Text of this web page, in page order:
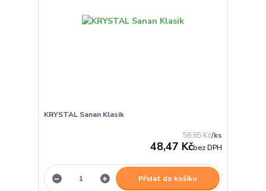
KRYSTAL Sanan Klasik
58,65 Kč/ks
48,47 Kčbez DPH
Přidat do košíku